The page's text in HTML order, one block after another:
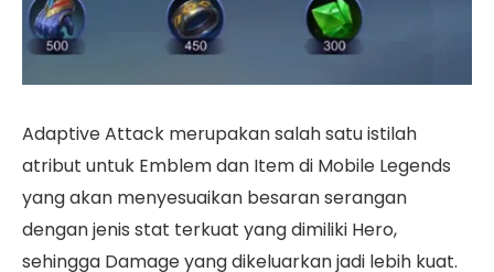
Adaptive Attack merupakan salah satu istilah
atribut untuk Emblem dan Item di Mobile Legends
yang akan menyesuaikan besaran serangan
dengan jenis stat terkuat yang dimiliki Hero,
sehingga Damage yang dikeluarkan jadi lebih kuat.